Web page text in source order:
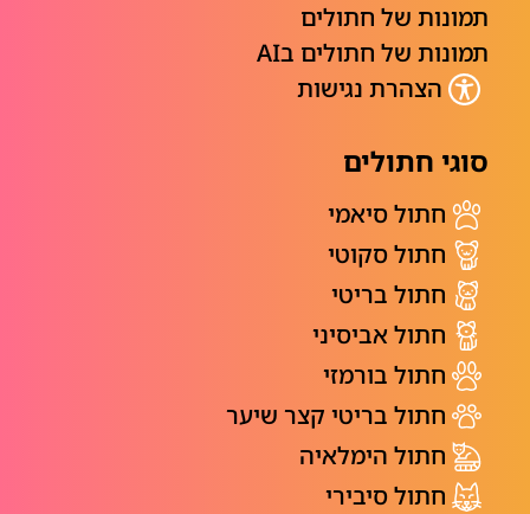
תמונות של חתולים
תמונות של חתולים בAI
הצהרת נגישות
סוגי חתולים
חתול סיאמי
חתול סקוטי
חתול בריטי
חתול אביסיני
חתול בורמזי
חתול בריטי קצר שיער
חתול הימלאיה
חתול סיבירי